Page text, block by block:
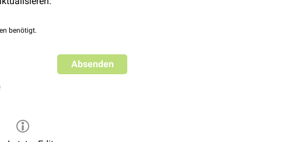
benötigt.
Absenden